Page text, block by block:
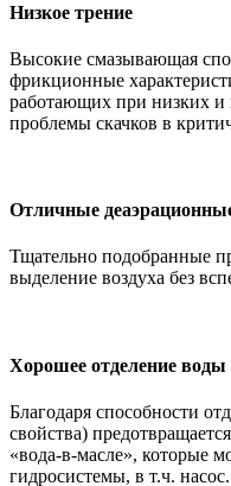
Низкое трение
Высокие смазывающая
фрикционные
работающих при низких и
проблемы скачков в
Отличные
Тщательно подобранные
выделение воздуха без
Хорошее отделение воды
Благодаря способности
свойства)
«вода-в-масле», которые
гидросистемы, в т.ч. насос.